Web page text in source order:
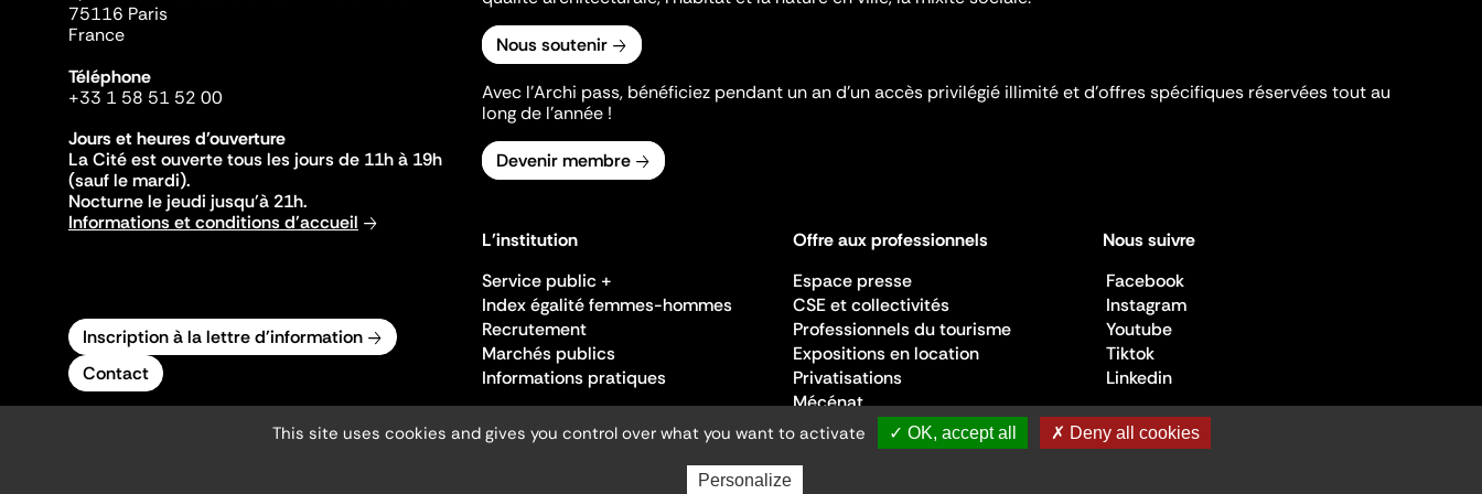
75116 Paris
France
Téléphone
+33 1 58 51 52 00
Jours et heures d'ouverture
La Cité est ouverte tous les jours de 11h à 19h
(sauf le mardi).
Nocturne le jeudi jusqu'à 21h.
Informations et conditions d'accueil
Inscription à la lettre d'information
Contact
Nous soutenir
Avec l’Archi pass, bénéficiez pendant un an d’un accès privilégié illimité et d’offres spécifiques réservées tout au
long de l’année !
Devenir membre
L'institution
Service public +
Index égalité femmes-hommes
Recrutement
Marchés publics
Informations pratiques
Offre aux professionnels
Espace presse
CSE et collectivités
Professionnels du tourisme
Expositions en location
Privatisations
Mécénat
Nous suivre
Facebook
Instagram
Youtube
Tiktok
Linkedin
This site uses cookies and gives you control over what you want to activate ✓ OK, accept all ✗ Deny all cookies
Personalize